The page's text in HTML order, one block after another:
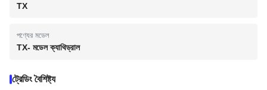
TX
পণ্যের মডেল
TX- মডেল ক্যাথিড্রাল
ট্রেডিং বৈশিষ্ট্য